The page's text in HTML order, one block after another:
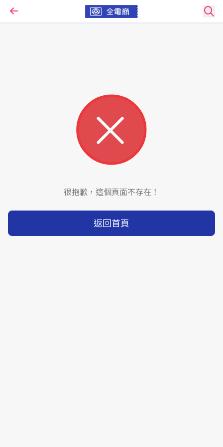
很抱歉，這個頁面不存在！
返回首頁